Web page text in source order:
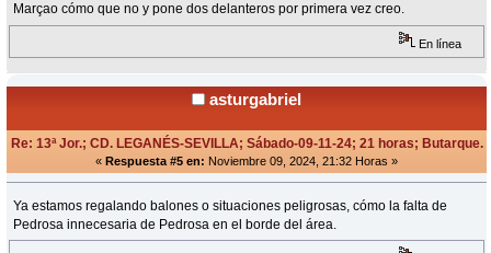
Marçao cómo que no y pone dos delanteros por primera vez creo.
En línea
asturgabriel
Re: 13ª Jor.; CD. LEGANÉS-SEVILLA; Sábado-09-11-24; 21 horas; Butarque.
« Respuesta #5 en: Noviembre 09, 2024, 21:32 Horas »
Ya estamos regalando balones o situaciones peligrosas, cómo la falta de
Pedrosa innecesaria de Pedrosa en el borde del área.